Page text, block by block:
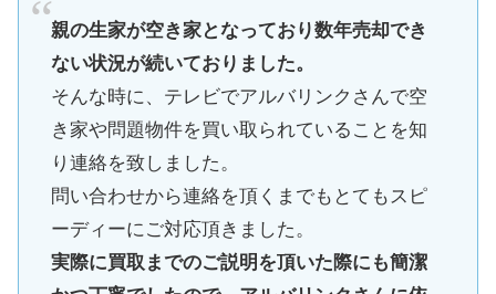
親の生家が空き家となっており数年売却でき
ない状況が続いておりました。
そんな時に、テレビでアルバリンクさんで空
き家や問題物件を買い取られていることを知
り連絡を致しました。
問い合わせから連絡を頂くまでもとてもスピ
ーディーにご対応頂きました。
実際に買取までのご説明を頂いた際にも簡潔